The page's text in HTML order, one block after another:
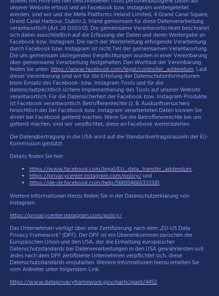
unserer Website erfasst und an Facebook bzw. Instagram weitergeleitet
werden, sind wir und die Meta Platforms Ireland Limited, 4 Grand Canal Square,
Grand Canal Harbour, Dublin 2, Irland gemeinsam für diese Datenverarbeitung
verantwortlich (Art. 26 DSGVO). Die gemeinsame Verantwortlichkeit beschränkt
sich dabei ausschließlich auf die Erfassung der Daten und deren Weitergabe an
Facebook bzw. Instagram. Die nach der Weiterleitung erfolgende Verarbeitung
durch Facebook bzw. Instagram ist nicht Teil der gemeinsamen Verantwortung.
Die uns gemeinsam obliegenden Verpflichtungen wurden in einer Vereinbarung
über gemeinsame Verarbeitung festgehalten. Den Wortlaut der Vereinbarung
finden Sie unter: https://www.facebook.com/legal/controller_addendum. Laut
dieser Vereinbarung sind wir für die Erteilung der Datenschutzinformationen
beim Einsatz des Facebook- bzw. Instagram-Tools und für die
datenschutzrechtlich sichere Implementierung des Tools auf unserer Website
verantwortlich. Für die Datensicherheit der Facebook bzw. Instagram-Produkte
ist Facebook verantwortlich. Betroffenenrechte (z. B. Auskunftsersuchen)
hinsichtlich der bei Facebook bzw. Instagram verarbeiteten Daten können Sie
direkt bei Facebook geltend machen. Wenn Sie die Betroffenenrechte bei uns
geltend machen, sind wir verpflichtet, diese an Facebook weiterzuleiten.
Die Datenübertragung in die USA wird auf die Standardvertragsklauseln der EU-
Kommission gestützt.
Details finden Sie hier:
https://www.facebook.com/legal/EU_data_transfer_addendum,
https://privacycenter.instagram.com/policy/und
https://de-de.facebook.com/help/566994660333381.
Weitere Informationen hierzu finden Sie in der Datenschutzerklärung von
Instagram:
https://privacycenter.instagram.com/policy/.
Das Unternehmen verfügt über eine Zertifizierung nach dem „EU-US Data
Privacy Framework“ (DPF). Der DPF ist ein Übereinkommen zwischen der
Europäischen Union und den USA, der die Einhaltung europäischer
Datenschutzstandards bei Datenverarbeitungen in den USA gewährleisten soll.
Jedes nach dem DPF zertifizierte Unternehmen verpflichtet sich, diese
Datenschutzstandards einzuhalten. Weitere Informationen hierzu erhalten Sie
vom Anbieter unter folgendem Link:
https://www.dataprivacyframework.gov/participant/4452.